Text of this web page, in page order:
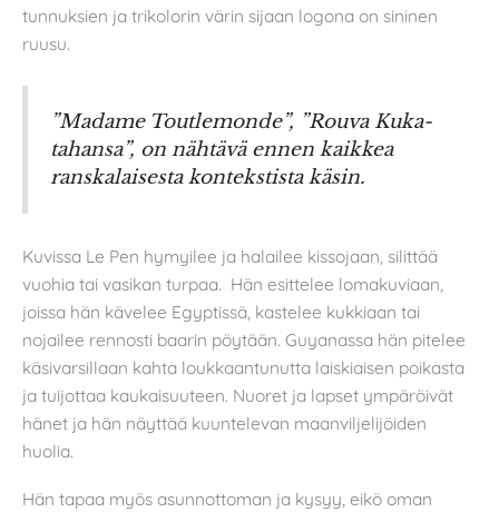
tunnuksien ja trikolorin värin sijaan logona on sininen
ruusu.
”Madame Toutlemonde”, ”Rouva Kuka-
tahansa”, on nähtävä ennen kaikkea
ranskalaisesta kontekstista käsin.
Kuvissa Le Pen hymyilee ja halailee kissojaan, silittää
vuohia tai vasikan turpaa. Hän esittelee lomakuviaan,
joissa hän kävelee Egyptissä, kastelee kukkiaan tai
nojailee rennosti baarin pöytään. Guyanassa hän pitelee
käsivarsillaan kahta loukkaantunutta laiskiaisen poikasta
ja tuijottaa kaukaisuuteen. Nuoret ja lapset ympäröivät
hänet ja hän näyttää kuuntelevan maanviljelijöiden
huolia.
Hän tapaa myös asunnottoman ja kysyy, eikö oman